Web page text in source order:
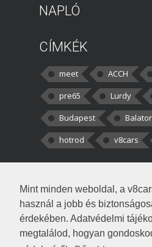
Mint minden weboldal, a
használ a jobb és
érdekében. Adatvédelmi
megtalálod, hogyan
NAPLÓ
CÍMKÉK
meet ACCH
pre65
Lurdy
Budapest
hotrod
v8cars
kortisz:
darabbaal számoltam. Nem